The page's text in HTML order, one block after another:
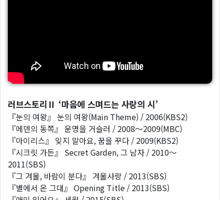
러브스토리Ⅱ ‘마음에 스며드는 사랑의 시’
『눈의 여왕』 눈의 여왕(Main Theme) / 2006(KBS2)
『에덴의 동쪽』 운명을 거슬러 / 2008～2009(MBC)
『아이리스』 잊지 말아요, 꿈을 꾸다 / 2009(KBS2)
『시크릿 가든』 Secret Garden, 그 남자 / 2010～
2011(SBS)
『그 겨울, 바람이 분다』 겨울사랑 / 2013(SBS)
『별에서 온 그대』 Opening Title / 2013(SBS)